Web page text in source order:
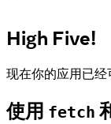
High Five!
现在你的应用已
使用 fetch